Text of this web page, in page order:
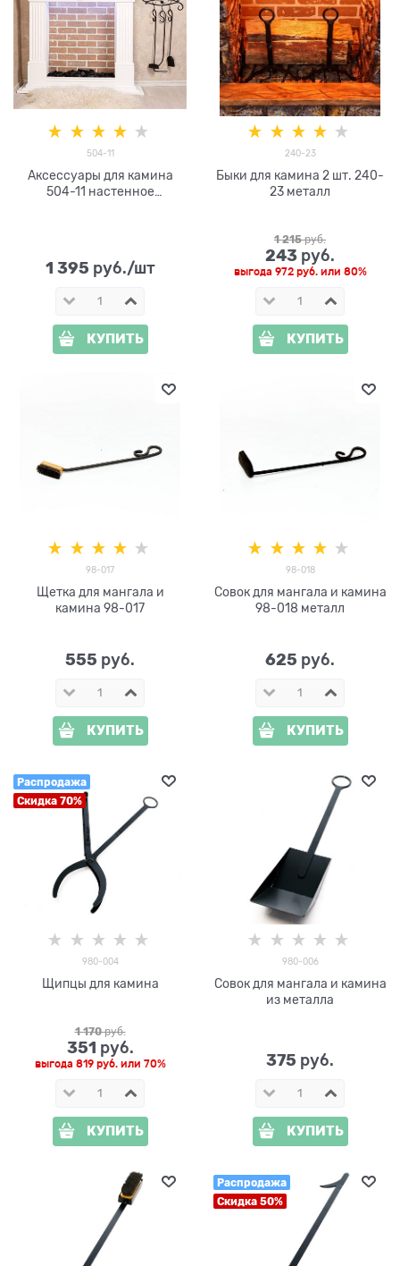
504-11
Аксессуары для камина
504-11 настенное
1 395 руб./шт
КУПИТЬ
240-23
Быки для камина 2 шт. 240-
23 металл
1 215 руб.
243 руб.
выгода 972 руб.или 80%
КУПИТЬ
98-017
Щетка для мангала и
камина 98-017
555 руб.
КУПИТЬ
98-018
Совок для мангала и камина
98-018 металл
625 руб.
КУПИТЬ
Распродажа
Скидка 70%
980-004
Щипцы для камина
1 170 руб.
351 руб.
выгода 819 руб.или 70%
КУПИТЬ
980-006
Совок для мангала и камина
из металла
375 руб.
КУПИТЬ
Распродажа
Скидка 50%